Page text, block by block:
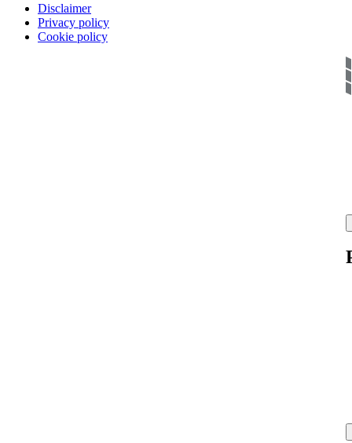
Disclaimer
Privacy policy
Cookie policy